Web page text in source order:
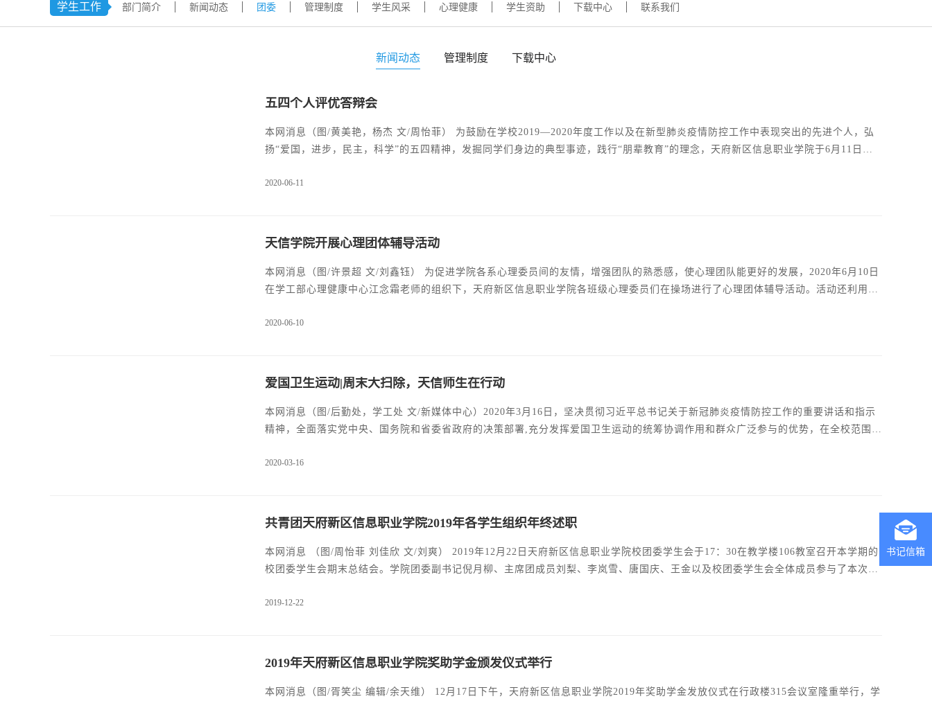
学生工作 部门简介 新闻动态 团委 管理制度 学生风采 心理健康 学生资助 下载中心 联系我们
新闻动态 管理制度 下载中心
五四个人评优答辩会
本网消息（图/黄美艳，杨杰 文/周怡菲） 为鼓励在学校2019—2020年度工作以及在新型肺炎疫情防控工作中表现突出的先进个人，弘
扬“爱国，进步，民主，科学”的五四精神，发掘同学们身边的典型事迹，践行“朋辈教育”的理念，天府新区信息职业学院于6月11日下
师、李宜恒老师、罗奔宇老师、黄睿娉老师、邓洁老师、邱和林老师以及侯伟老师。由校团委组织部副部长陈诗雨主持。历时两天的评
2020-06-11
天信学院开展心理团体辅导活动
本网消息（图/许景超 文/刘鑫钰） 为促进学院各系心理委员间的友情，增强团队的熟悉感，使心理团队能更好的发展，2020年6月10日
在学工部心理健康中心江念霜老师的组织下，天府新区信息职业学院各班级心理委员们在操场进行了心理团体辅导活动。活动还利用游
动，不仅加强了各班级之间心理委员的联系，为以后的工作开展打下基础，更对学院的学工部心理健康中心的建设也有着巨大帮助。本
2020-06-10
爱国卫生运动|周末大扫除，天信师生在行动
本网消息（图/后勤处，学工处 文/新媒体中心）2020年3月16日，坚决贯彻习近平总书记关于新冠肺炎疫情防控工作的重要讲话和指示
精神，全面落实党中央、国务院和省委省政府的决策部署,充分发挥爱国卫生运动的统筹协调作用和群众广泛参与的优势，在全校范围内
志愿者、青年突击队深入社区、乡村，以志愿服务的形式，参与开展“周末卫生大扫除”青年志愿服务活动
2020-03-16
共青团天府新区信息职业学院2019年各学生组织年终述职
本网消息 （图/周怡菲 刘佳欣 文/刘爽） 2019年12月22日天府新区信息职业学院校团委学生会于17：30在教学楼106教室召开本学期的
校团委学生会期末总结会。学院团委副书记倪月柳、主席团成员刘梨、李岚雪、唐国庆、王金以及校团委学生会全体成员参与了本次大
校学生会大学生权益保障中心、大学生自律委员会、体育中心、学习部、外联中心、司仪中心、红十字会、青春志愿者协会共十四个部
2019-12-22
2019年天府新区信息职业学院奖助学金颁发仪式举行
本网消息（图/胥笑尘 编辑/余天维） 12月17日下午，天府新区信息职业学院2019年奖助学金发放仪式在行政楼315会议室隆重举行，学
书记信箱